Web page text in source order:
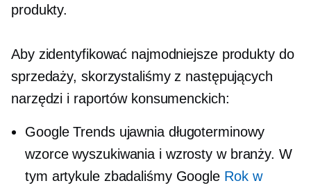
produkty.
Aby zidentyfikować najmodniejsze produkty do
sprzedaży, skorzystaliśmy z następujących
narzędzi i raportów konsumenckich:
Google Trends ujawnia długoterminowy
wzorce wyszukiwania i wzrosty w branży. W
tym artykule zbadaliśmy Google Rok w